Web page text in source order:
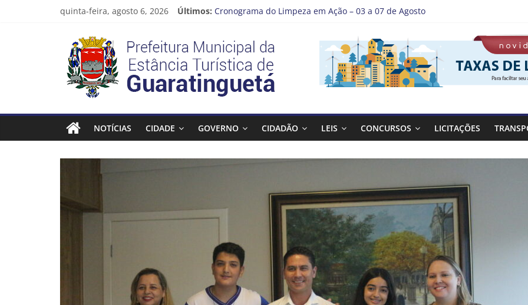
quinta-feira, agosto 6, 2026 Últimos: Cronograma do Limpeza em Ação – 03 a 07 de Agosto
Vem conferir como nossos alunos estão ainda mais lindos!
CRONOGRAMA DE LAVAGEM E LIMPEZA DOS RESERVATÓRIOS
Guaratinguetá se destaca em competições esportivas da região
Prefeitura
Estância
Turística
Guaratinguetá
Turística
Guaratinguetá
NOTÍCIAS CIDADE GOVERNO CIDADÃO LEIS CONCURSOS LICITAÇÕES